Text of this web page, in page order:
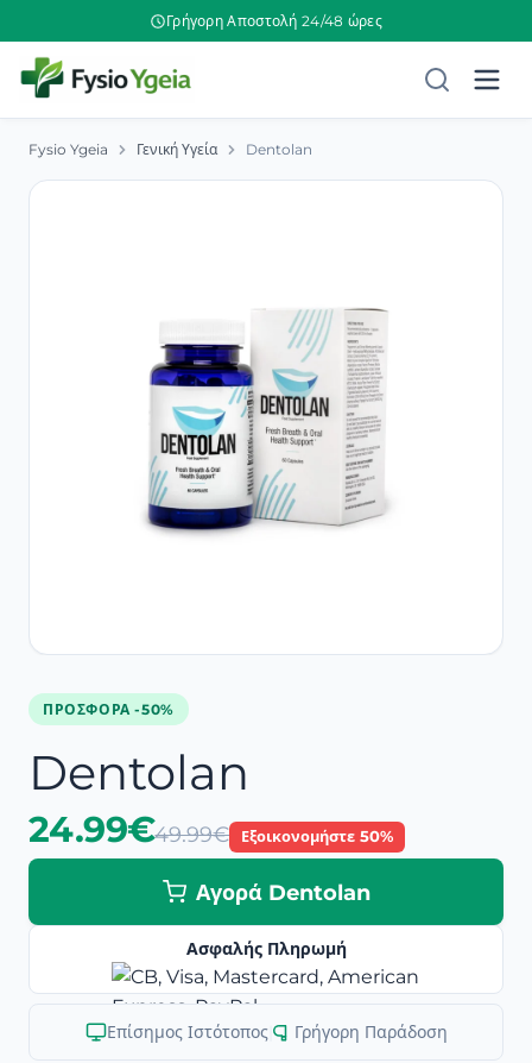
Γρήγορη Αποστολή 24/48 ώρες
Fysio Ygeia Γενική Υγεία Dentolan
ΠΡΟΣΦΟΡΆ -50%
Dentolan
24.99€49.99€ Εξοικονομήστε 50%
Αγορά Dentolan
Ασφαλής Πληρωμή
Επίσημος Ιστότοπος| Γρήγορη Παράδοση